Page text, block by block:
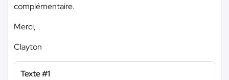
complémentaire.
Merci,
Clayton
Texte #1